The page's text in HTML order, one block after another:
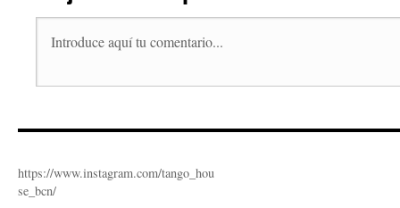
https://www.instagram.com/tango_hou
se_bcn/